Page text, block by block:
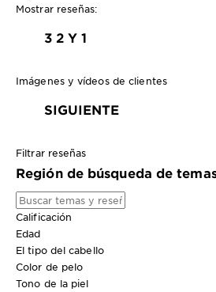
Mostrar reseñas:
3 2 Y 1
Imágenes y vídeos de clientes
SIGUIENTE
Filtrar reseñas
Región de búsqueda de
Calificación
Edad
El tipo del cabello
Color de pelo
Tono de la piel